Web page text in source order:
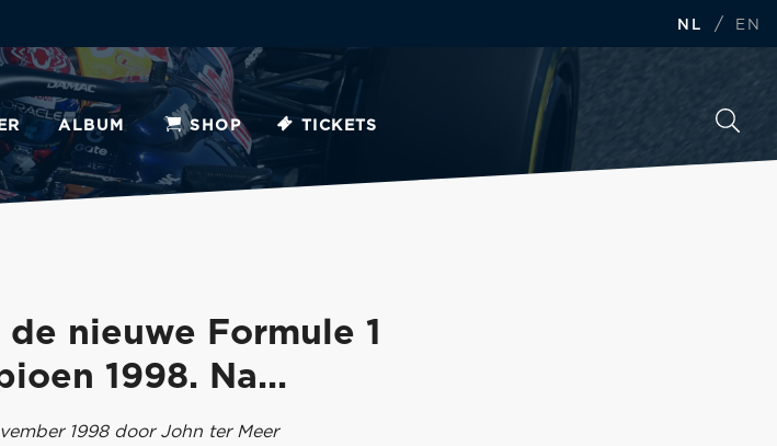
NL / EN
ALBUM SHOP TICKETS
nieuwe Formule 1
1998. Na...
1998 door John ter Meer